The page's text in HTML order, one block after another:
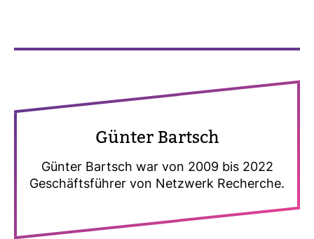
Günter Bartsch
Günter Bartsch war von 2009 bis 2022
Geschäfts­führer von Netz­werk Recherche.